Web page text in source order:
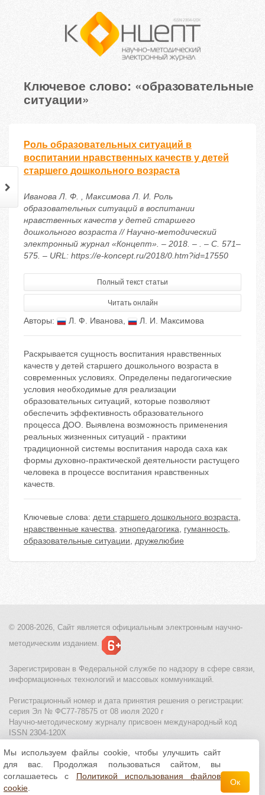
Ключевое слово: «образовательные
ситуации»
Роль образовательных ситуаций в
воспитании нравственных качеств у детей
старшего дошкольного возраста
Иванова Л. Ф. , Максимова Л. И. Роль
образовательных ситуаций в воспитании
нравственных качеств у детей старшего
дошкольного возраста // Научно-методический
электронный журнал «Концепт». – 2018. – . – С. 571–
575. – URL: https://e-koncept.ru/2018/0.htm?id=17550
Полный текст статьи
Читать онлайн
Авторы: Л. Ф. Иванова, Л. И. Максимова
Раскрывается сущность воспитания нравственных
качеств у детей старшего дошкольного возраста в
современных условиях. Определены педагогические
условия необходимые для реализации
образовательных ситуаций, которые позволяют
обеспечить эффективность образовательного
процесса ДОО. Выявлена возможность применения
реальных жизненных ситуаций - практики
традиционной системы воспитания народа саха как
формы духовно-практической деятельности растущего
человека в процессе воспитания нравственных
качеств.
Ключевые слова: дети старшего дошкольного возраста,
нравственные качества, этнопедагогика, гуманность,
образовательные ситуации, дружелюбие
© 2008-2026, Сайт является официальным электронным научно-
методическим изданием.
Зарегистрирован в Федеральной службе по надзору в сфере связи,
информационных технологий и массовых коммуникаций.
Регистрационный номер и дата принятия решения о регистрации:
серия Эл № ФС77-78575 от 08 июля 2020 г
Научно-методическому журналу присвоен международный код
ISSN 2304-120X
МЦИТО|Школьные олимпиады и онлайн конкурсы для детей
Политика использования файлов cookie| Политика обработки и
защиты персональных данных
Мы используем файлы cookie, чтобы улучшить сайт
для вас. Продолжая пользоваться сайтом, вы
соглашаетесь с Политикой использования файлов
cookie
Ок